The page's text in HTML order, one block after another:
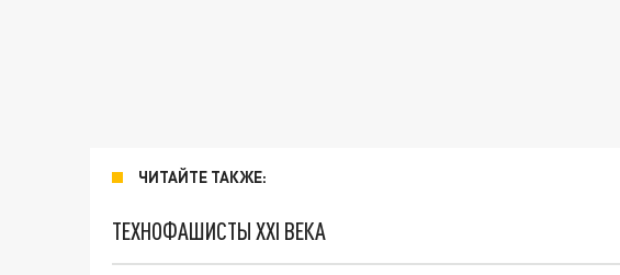
ЧИТАЙТЕ ТАКЖЕ:
ТЕХНОФАШИСТЫ XXI ВЕКА